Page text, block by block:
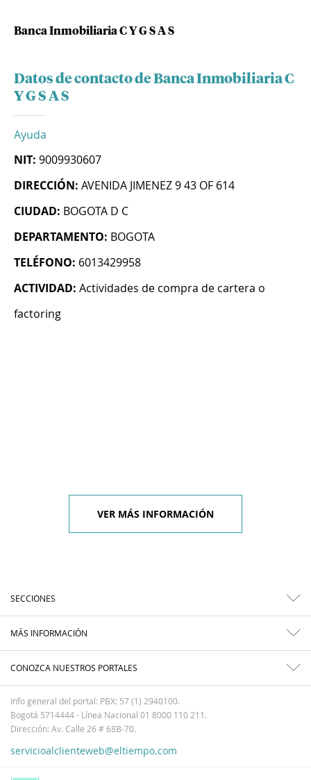
Banca Inmobiliaria C Y G S A S
Datos de contacto de Banca Inmobiliaria C
Y G S A S
Ayuda
NIT: 9009930607
DIRECCIÓN: AVENIDA JIMENEZ 9 43 OF 614
CIUDAD: BOGOTA D C
DEPARTAMENTO: BOGOTA
TELÉFONO: 6013429958
ACTIVIDAD: Actividades de compra de cartera o
factoring
VER MÁS INFORMACIÓN
SECCIONES
MÁS INFORMACIÓN
CONOZCA NUESTROS PORTALES
Info general del portal: PBX: 57 (1) 2940100.
Bogotá 5714444 - Línea Nacional 01 8000 110 211.
Dirección: Av. Calle 26 # 68B-70.
servicioalclienteweb@eltiempo.com